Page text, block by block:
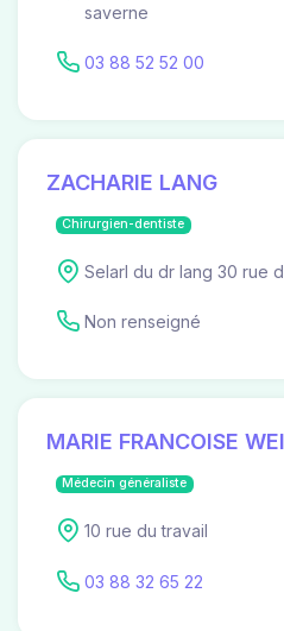
saverne
03 88 52 52 00
ZACHARIE LANG
Chirurgien-dentiste
Selarl du dr lang 30 rue
Non renseigné
MARIE FRANCOISE
Médecin généraliste
10 rue du travail
03 88 32 65 22